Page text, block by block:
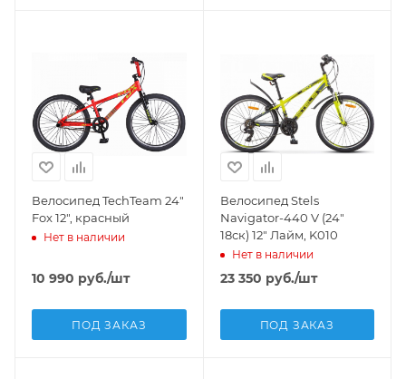
Велосипед TechTeam 24"
Fox 12", красный
Нет в наличии
10 990 руб./шт
ПОД ЗАКАЗ
Велосипед Stels
Navigator-440 V (24"
18ск) 12" Лайм, K010
Нет в наличии
23 350 руб./шт
ПОД ЗАКАЗ